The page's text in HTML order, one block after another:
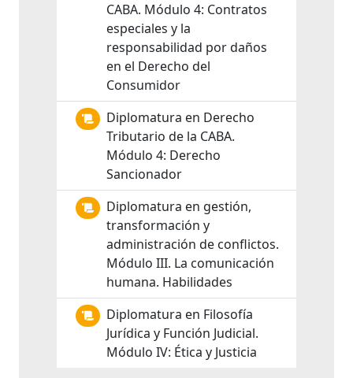
CABA. Módulo 4: Contratos
especiales y la
responsabilidad por daños
en el Derecho del
Consumidor
Diplomatura en Derecho
Tributario de la CABA.
Módulo 4: Derecho
Sancionador
Diplomatura en gestión,
transformación y
administración de conflictos.
Módulo III. La comunicación
humana. Habilidades
Diplomatura en Filosofía
Jurídica y Función Judicial.
Módulo IV: Ética y Justicia